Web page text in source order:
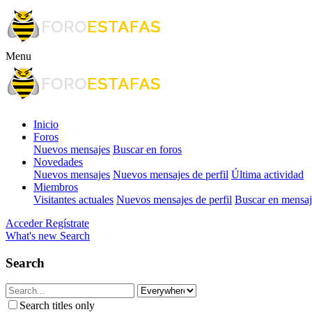
Menu
Inicio
Foros
Nuevos mensajes Buscar en foros
Novedades
Nuevos mensajes Nuevos mensajes de perfil Última actividad
Miembros
Visitantes actuales Nuevos mensajes de perfil Buscar en
Acceder Regístrate
What's new Search
Search
Search titles only